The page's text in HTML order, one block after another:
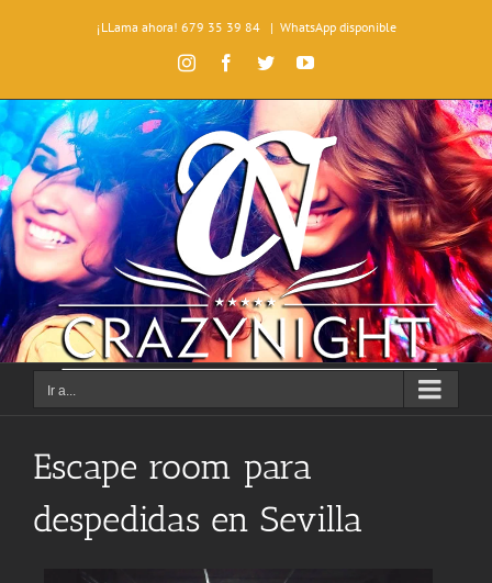
¡LLama ahora! 679 35 39 84 | WhatsApp disponible
InstagramFacebook
TwitterYouTube
Ir a...
Escape room para
despedidas en Sevilla